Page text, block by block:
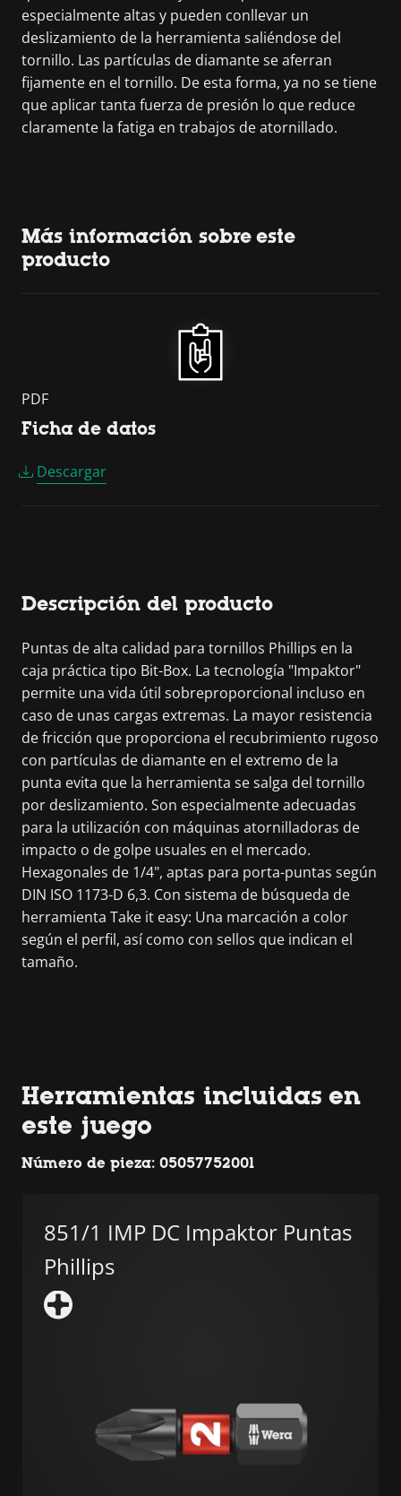
especialmente altas y pueden conllevar un
deslizamiento de la herramienta saliéndose del
tornillo. Las partículas de diamante se aferran
fijamente en el tornillo. De esta forma, ya no se tiene
que aplicar tanta fuerza de presión lo que reduce
claramente la fatiga en trabajos de atornillado.
Más información sobre este
producto
PDF
Ficha de datos
Descargar
Descripción del producto
Puntas de alta calidad para tornillos Phillips en la
caja práctica tipo Bit-Box. La tecnología "Impaktor"
permite una vida útil sobreproporcional incluso en
caso de unas cargas extremas. La mayor resistencia
de fricción que proporciona el recubrimiento rugoso
con partículas de diamante en el extremo de la
punta evita que la herramienta se salga del tornillo
por deslizamiento. Son especialmente adecuadas
para la utilización con máquinas atornilladoras de
impacto o de golpe usuales en el mercado.
Hexagonales de 1/4", aptas para porta-puntas según
DIN ISO 1173-D 6,3. Con sistema de búsqueda de
herramienta Take it easy: Una marcación a color
según el perfil, así como con sellos que indican el
tamaño.
Herramientas incluidas en
este juego
Número de pieza: 05057752001
851/1 IMP DC Impaktor Puntas
Phillips